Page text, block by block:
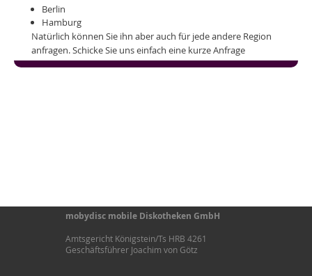
Berlin
Hamburg
Natürlich können Sie ihn aber auch für jede andere Region
anfragen. Schicke Sie uns einfach eine kurze Anfrage
mobydisc mobile Diskotheken GmbH
Amtsgericht Königstein/Ts HRB 4261
Geschäftsführer Joachim von Götz